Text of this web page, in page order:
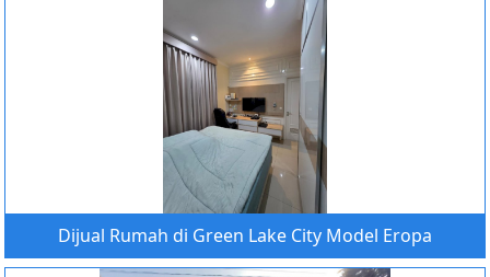
Dijual Rumah di Green Lake City Model Eropa